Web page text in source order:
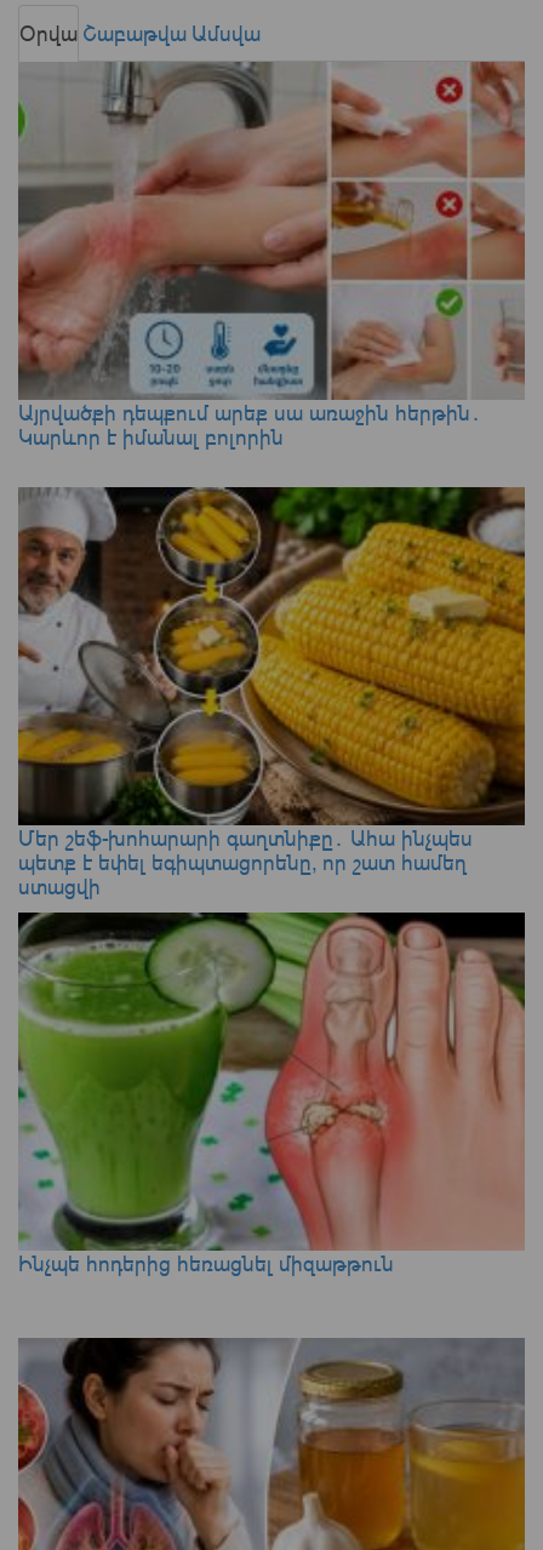
Օրվա Շաբաթվա Ամսվա
Այրվածքի դեպքում արեք սա առաջին հերթին․
Կարևոր է իմանալ բոլորին
Մեր շեֆ-խոհարարի գաղտնիքը․ Ահա ինչպես
պետք է եփել եգիպտացորենը, որ շատ համեղ
ստացվի
Ինչպե հոդերից հեռացնել միզաթթուն